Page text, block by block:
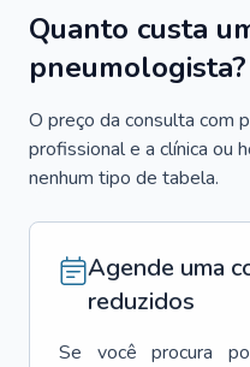
Quanto custa
pneumologista?
O preço da consulta com
profissional e a clínica ou
nenhum tipo de tabela.
Agende uma
reduzidos
Se você procura